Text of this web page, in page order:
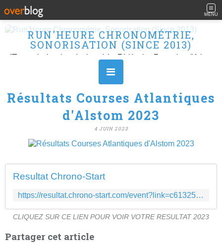
MENU
RUN'HEURE CHRONOMÉTRIE,
SONORISATION (SINCE 2013)
Résultats Courses Atlantiques
d'Alstom 2023
4 JUIN 2023
Resultat Chrono-Start
https://resultat.chrono-start.com/event?link=c613250434fb55b0c8804c4b8af0d0d0
CLIQUEZ SUR CE LIEN POUR VOIR VOTRE RESULTAT 2023
Partager cet article